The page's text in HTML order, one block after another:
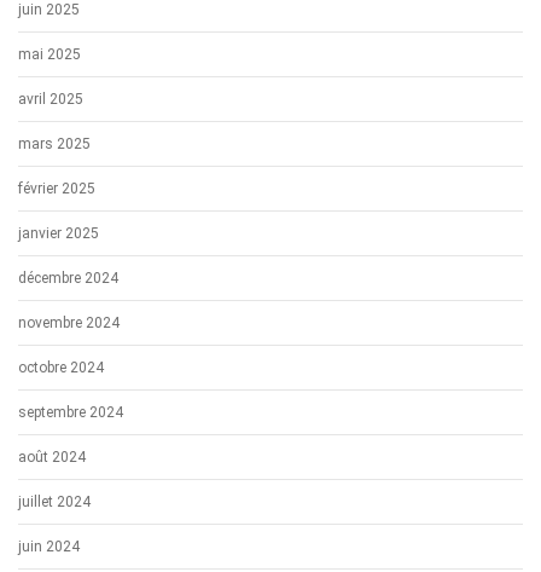
juin 2025
mai 2025
avril 2025
mars 2025
février 2025
janvier 2025
décembre 2024
novembre 2024
octobre 2024
septembre 2024
août 2024
juillet 2024
juin 2024